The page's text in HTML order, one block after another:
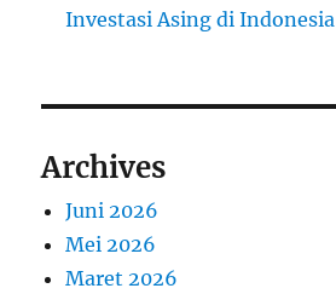
Investasi Asing di Indonesia
Archives
Juni 2026
Mei 2026
Maret 2026